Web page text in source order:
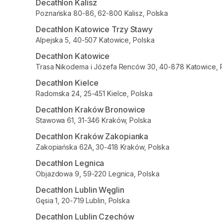
Decathlon Kalisz
Poznańska 80-86, 62-800 Kalisz, Polska
Decathlon Katowice Trzy Stawy
Alpejska 5, 40-507 Katowice, Polska
Decathlon Katowice
Trasa Nikodema i Józefa Renców 30, 40-878 Katowice,
Decathlon Kielce
Radomska 24, 25-451 Kielce, Polska
Decathlon Kraków Bronowice
Stawowa 61, 31-346 Kraków, Polska
Decathlon Kraków Zakopianka
Zakopiańska 62A, 30-418 Kraków, Polska
Decathlon Legnica
Objazdowa 9, 59-220 Legnica, Polska
Decathlon Lublin Węglin
Gęsia 1, 20-719 Lublin, Polska
Decathlon Lublin Czechów